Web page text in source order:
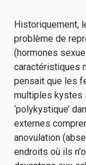
Historiquement,
problème de
(hormones
caractéristiques
pensait que les
multiples kystes
‘polykystique’
externes
anovulation
endroits où ils